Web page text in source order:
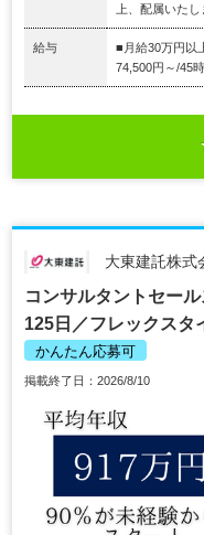
上、配属いたし
給与
■月給30万円以
74,500円～/45
大東建託株式
コンサルタントセー
125日／フレックス
かんたん応募可
掲載終了日：2026/8/10